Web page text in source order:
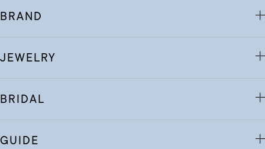
BRAND
JEWELRY
BRIDAL
GUIDE